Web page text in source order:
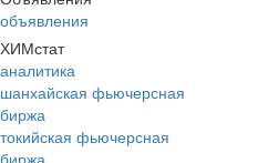
объявления
ХИМстат
аналитика
шанхайская фьючерсная
биржа
токийская фьючерсная
биржа